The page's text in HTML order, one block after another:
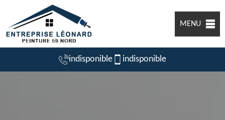
MENU
indisponible indisponible